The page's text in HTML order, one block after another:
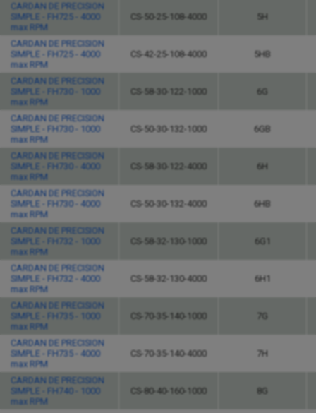
CARDAN DE PRECISION
SIMPLE - FH725 - 4000
max RPM
CS-50-25-108-4000 5H
CARDAN DE PRECISION
SIMPLE - FH725 - 4000
max RPM
CS-42-25-108-4000 5HB
CARDAN DE PRECISION
SIMPLE - FH730 - 1000
max RPM
CS-58-30-122-1000 6G
CARDAN DE PRECISION
SIMPLE - FH730 - 1000
max RPM
CS-50-30-132-1000 6GB
CARDAN DE PRECISION
SIMPLE - FH730 - 4000
max RPM
CS-58-30-122-4000 6H
CARDAN DE PRECISION
SIMPLE - FH730 - 4000
max RPM
CS-50-30-132-4000 6HB
CARDAN DE PRECISION
SIMPLE - FH732 - 1000
max RPM
CS-58-32-130-1000 6G1
CARDAN DE PRECISION
SIMPLE - FH732 - 4000
max RPM
CS-58-32-130-4000 6H1
CARDAN DE PRECISION
SIMPLE - FH735 - 1000
max RPM
CS-70-35-140-1000 7G
CARDAN DE PRECISION
SIMPLE - FH735 - 4000
max RPM
CS-70-35-140-4000 7H
CARDAN DE PRECISION
SIMPLE - FH740 - 1000
max RPM
CS-80-40-160-1000 8G